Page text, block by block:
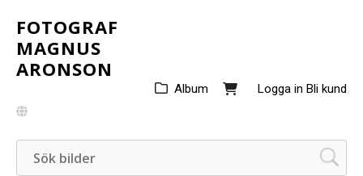
FOTOGRAF
MAGNUS
ARONSON
Logga in Bli kund
Album